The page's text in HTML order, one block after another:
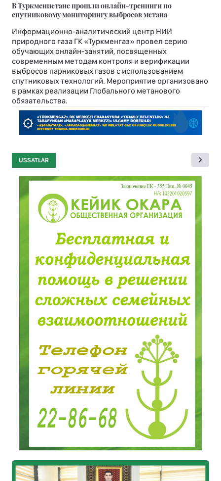
В Туркменистане прошли онлайн-тренинги по
спутниковому мониторингу выбросов метана
Информационно-аналитический центр НИИ
природного газа ГК «Туркменгаз» провел серию
обучающих онлайн-занятий, посвященных
современным методам контроля и верификации
выбросов парниковых газов с использованием
спутниковых технологий. Мероприятие организовано
в рамках реализации Глобального метанового
обязательства.
USSATLAR